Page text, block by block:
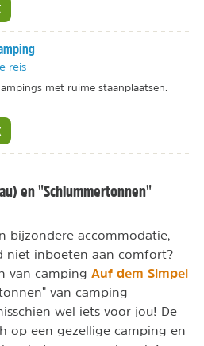
reis
met ruime staanplaatsen.
en "Schlummertonnen"
bijzondere accommodatie,
niet inboeten aan comfort?
van camping Auf dem Simpel
van camping
wel iets voor jou! De
op een gezellige camping en